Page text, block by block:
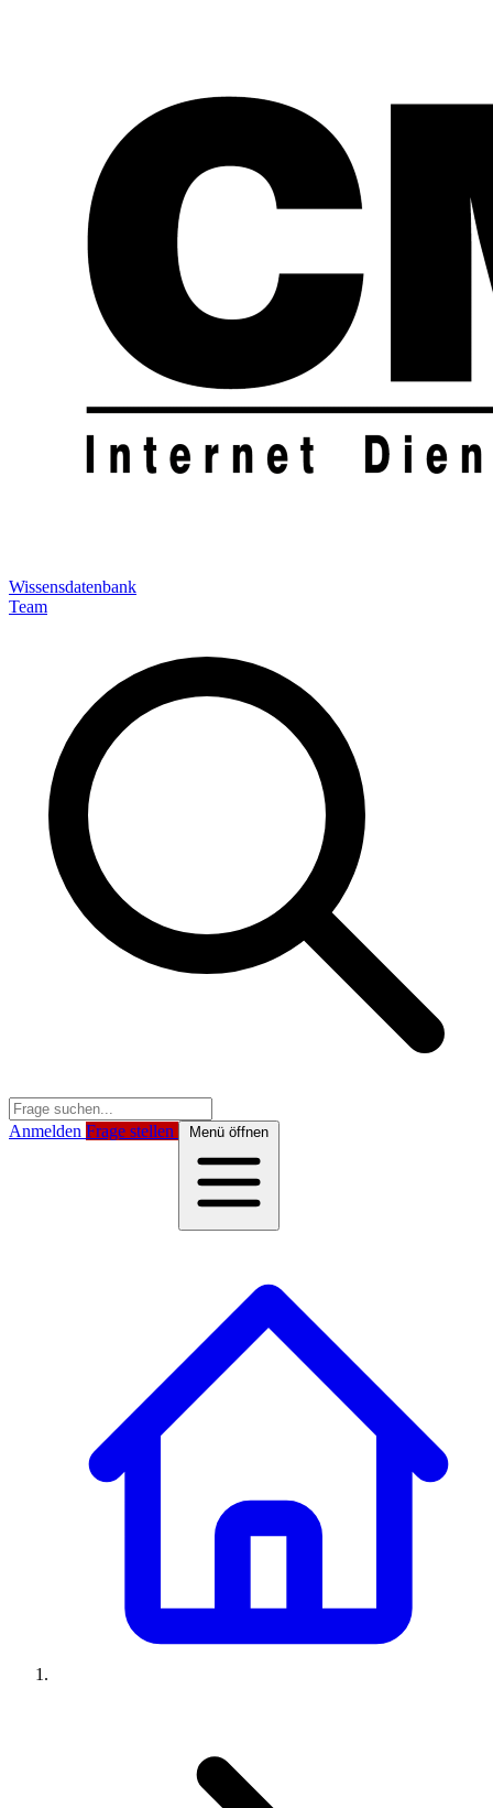
Wissensdatenbank
Team
Anmelden Frage stellen Menü öffnen